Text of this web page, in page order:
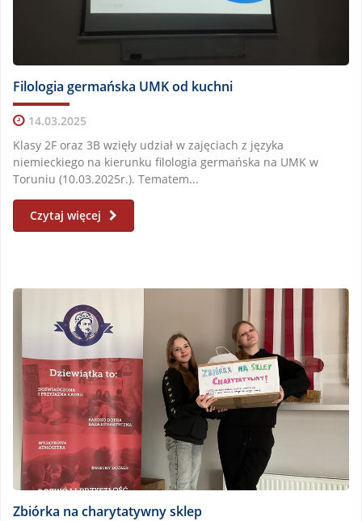
Filologia germańska UMK od kuchni
14.03.2025
Klasy 2F oraz 3B wzięły udział w zajęciach z języka
niemieckiego na kierunku filologia germańska na UMK w
Toruniu (10.03.2025r.). Tematem...
Czytaj więcej
Zbiórka na charytatywny sklep